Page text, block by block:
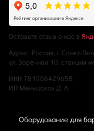
Оставьте отзыв о нас в
Адрес: Россия, г. Санкт-
ул. Заречная 10, станция
ИНН 781906429658
ИП Меньшаков Д. А.
Оборудование для